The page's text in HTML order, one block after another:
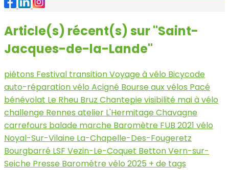
Article(s) récent(s) sur "Saint-
Jacques-de-la-Lande"
piétons Festival transitionVoyage à vélo Bicycode
auto-réparation vélo Acigné Bourse aux vélos Pacé
bénévolat Le Rheu Bruz Chantepievisibilité mai à vélo
challenge Rennes atelier L'HermitageChavagne
carrefours balade marche Baromètre FUB 2021 vélo
Noyal-Sur-Vilaine La-Chapelle-Des-Fougeretz
Bourgbarré LSF Vezin-Le-Coquet BettonVern-sur-
Seiche Presse Baromètre vélo 2025 + de tags